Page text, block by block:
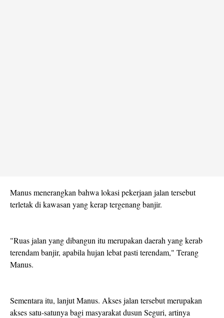
Manus menerangkan bahwa lokasi pekerjaan jalan tersebut
terletak di kawasan yang kerap tergenang banjir.
"Ruas jalan yang dibangun itu merupakan daerah yang kerab
terendam banjir, apabila hujan lebat pasti terendam," Terang
Manus.
Sementara itu, lanjut Manus. Akses jalan tersebut merupakan
akses satu-satunya bagi masyarakat dusun Seguri, artinya